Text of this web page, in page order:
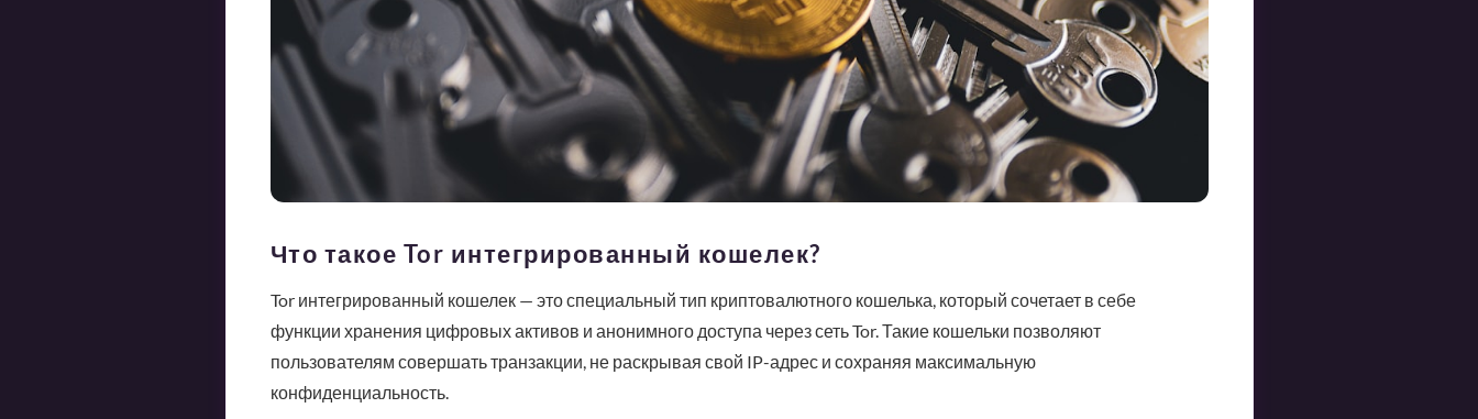
Что такое Tor интегрированный кошелек?
Tor интегрированный кошелек — это специальный тип криптовалютного кошелька, который сочетает в себе
функции хранения цифровых активов и анонимного доступа через сеть Tor. Такие кошельки позволяют
пользователям совершать транзакции, не раскрывая свой IP-адрес и сохраняя максимальную
конфиденциальность.